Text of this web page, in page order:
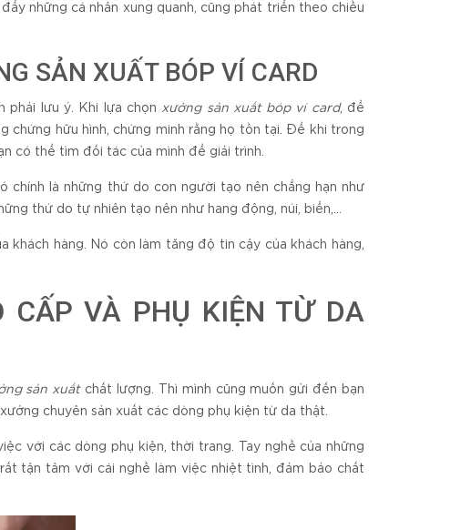
những cá nhân xung quanh, cũng phát triển theo chiều
SẢN XUẤT BÓP VÍ CARD
phải lưu ý. Khi lựa chọn xưởng sản xuất bóp ví card, để
chứng hữu hình, chứng minh rằng họ tồn tại. Để khi trong
có thể tìm đối tác của mình để giải trình.
chính là những thứ do con người tạo nên chẳng hạn như
thứ do tự nhiên tạo nên như hang động, núi, biển,…
hàng. Nó còn làm tăng độ tin cậy của khách hàng,
CẤP VÀ PHỤ KIỆN TỪ DA
sản xuấtchất lượng. Thì mình cũng muốn gửi đến bạn
chuyên sản xuất các dòng phụ kiện từ da thật.
với các dòng phụ kiện, thời trang. Tay nghề của những
tận tâm với cái nghề làm việc nhiệt tình, đảm bảo chất